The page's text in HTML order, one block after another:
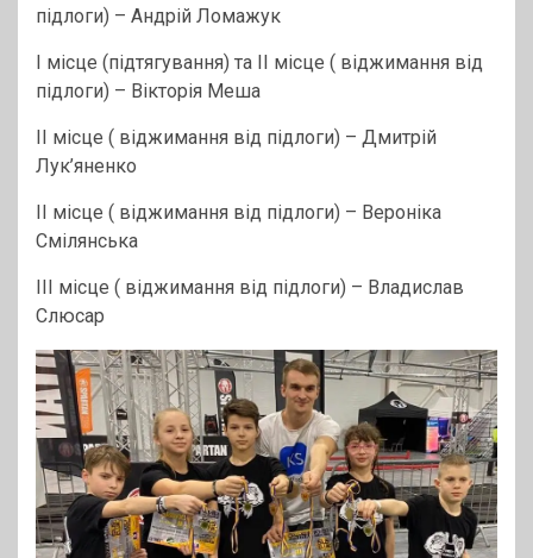
підлоги) – Андрій Ломажук
I місце (підтягування) та II місце ( віджимання від
підлоги) – Вікторія Меша
II місце ( віджимання від підлоги) – Дмитрій
Лук’яненко
II місце ( віджимання від підлоги) – Вероніка
Смілянська
III місце ( віджимання від підлоги) – Владислав
Слюсар